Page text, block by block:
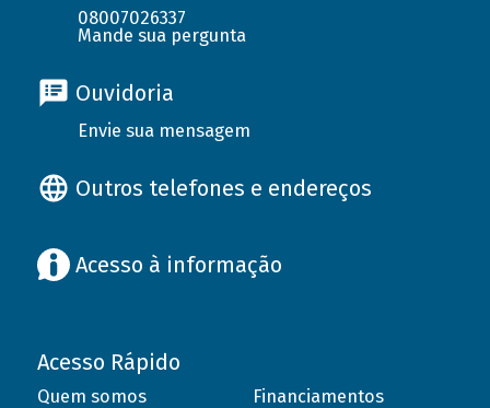
08007026337
Mande sua pergunta
Ouvidoria
Envie sua mensagem
Outros telefones e endereços
Acesso à informação
Acesso Rápido
Quem somos
Financiamentos